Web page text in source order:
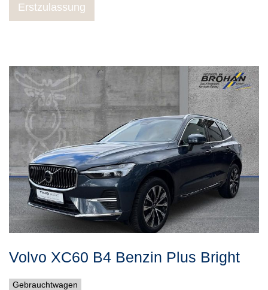
Erstzulassung
Volvo XC60 B4 Benzin Plus Bright
Gebrauchtwagen